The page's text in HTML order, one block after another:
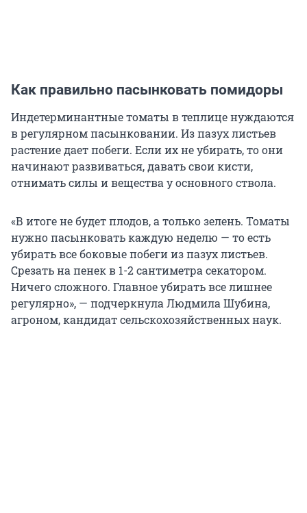
Как правильно пасынковать помидоры
Индетерминантные томаты в теплице нуждаются
в регулярном пасынковании. Из пазух листьев
растение дает побеги. Если их не убирать, то они
начинают развиваться, давать свои кисти,
отнимать силы и вещества у основного ствола.
«В итоге не будет плодов, а только зелень. Томаты
нужно пасынковать каждую неделю — то есть
убирать все боковые побеги из пазух листьев.
Срезать на пенек в 1-2 сантиметра секатором.
Ничего сложного. Главное убирать все лишнее
регулярно», — подчеркнула Людмила Шубина,
агроном, кандидат сельскохозяйственных наук.